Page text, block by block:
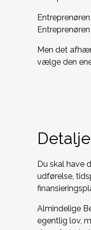
Men det
vælge den
Du skal have
udførelse,
Almindelige
egentlig lov,